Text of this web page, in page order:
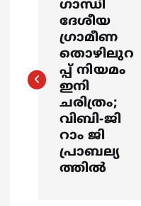
t
ഗാന്ധി
ദേശീയ
ഗ്രാമീണ
തൊഴിലുറ
പ്പ് നിയമം
ഇനി
ചരിത്രം;
വി‌ബി-ജി
റാം ജി
പ്രാബല്യ
ത്തിൽ